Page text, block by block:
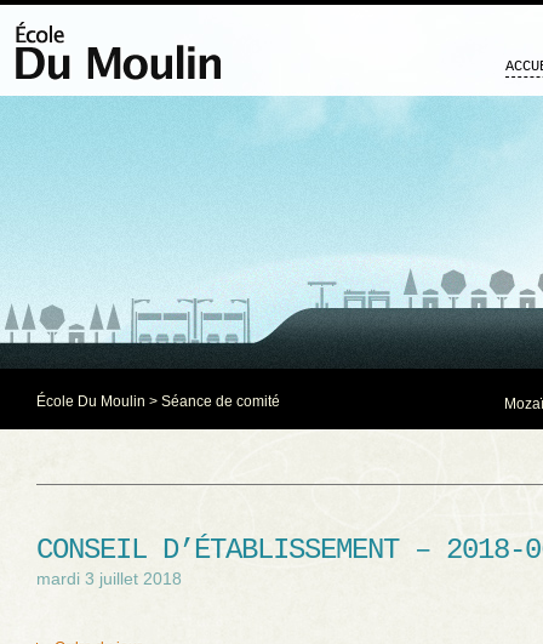
École Du Moulin > Séance de comité
CONSEIL D’ÉTABLISSEMENT – 2018-
mardi 3 juillet 2018